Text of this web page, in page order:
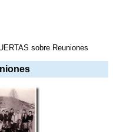
sobre Reuniones